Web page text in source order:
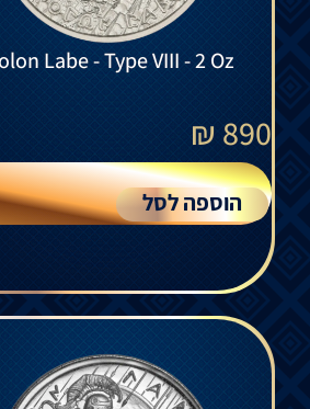
Labe - Type VIII - 2 Oz
890
₪
הוספה לסל